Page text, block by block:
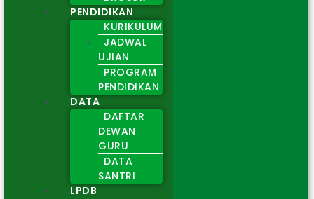
PENDIDIKAN
KURIKULUM
JADWAL
UJIAN
PROGRAM
PENDIDIKAN
DATA
DAFTAR
DEWAN
GURU
DATA
SANTRI
LPDB